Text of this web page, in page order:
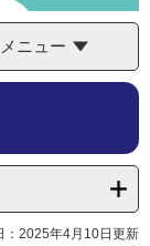
ニュー
：2025年4月10日更新